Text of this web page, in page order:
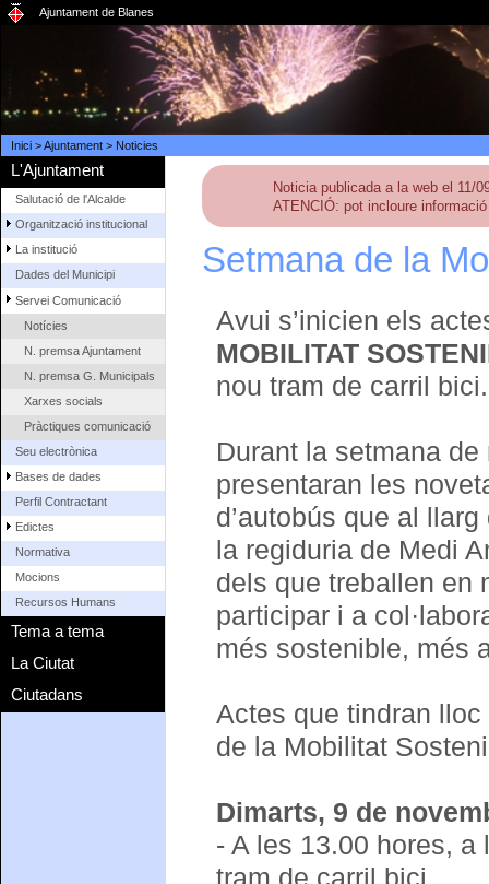
Ajuntament de Blanes
Inici>Ajuntament> Noticies
L'Ajuntament
Salutació de l'Alcalde
Organització institucional
La institució
Dades del Municipi
Servei Comunicació
Notícies
N. premsa Ajuntament
N. premsa G. Municipals
Xarxes socials
Pràctiques comunicació
Seu electrònica
Bases de dades
Perfil Contractant
Edictes
Normativa
Mocions
Recursos Humans
Tema a tema
La Ciutat
Ciutadans
Noticia publicada a la web el 11/
ATENCIÓ: pot incloure
Setmana de la
Avui s’inicien els
MOBILITAT
nou tram de carril bici.
Durant la setmana
presentaran les
d’autobús que al
la regiduria de Medi
dels que treballen en
participar i a
més sostenible, més
Actes que tindran
de la Mobilitat
Dimarts, 9 de
- A les 13.00 hores,
tram de carril bici.